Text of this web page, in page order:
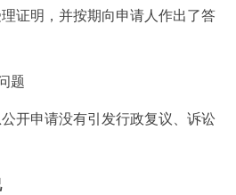
明，并按期向申请人作出了答
题
申请没有引发行政复议、诉讼